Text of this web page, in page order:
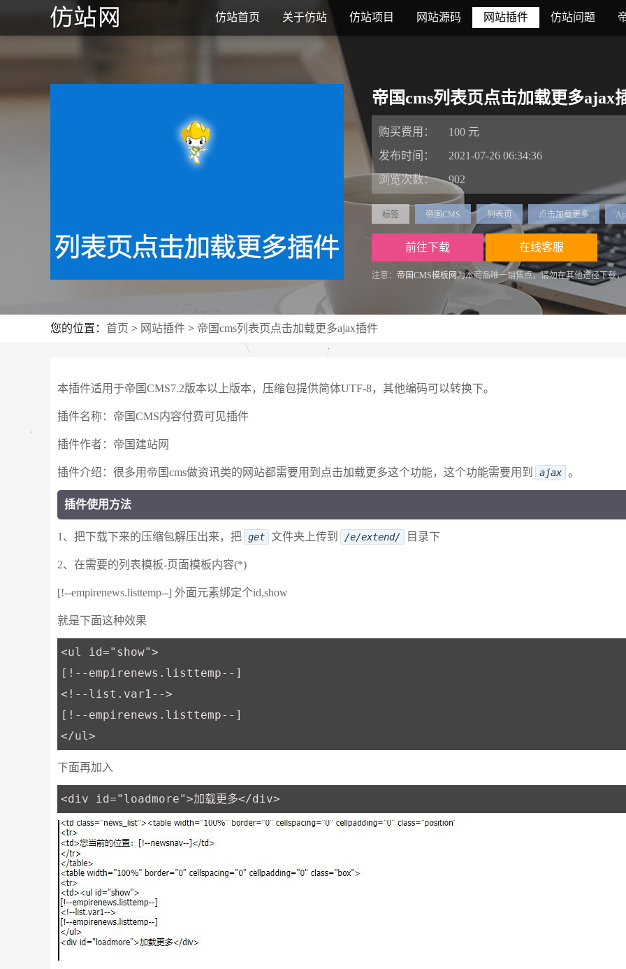
仿站首页 关于仿站 仿站项目 网站源码 网站插件 仿站问题
帝国cms列表页点击加载更多ajax
购买费用：
100 元
发布时间：
2021-07-26 06:34:36
浏览次数：
902
标签 帝国CMS 列表页 点击加载更多
前往下载 在线客服
注意： 帝国CMS模板网为本商品唯一销售点，请勿在其他途径下载
您的位置： 首页 > 网站插件 > 帝国cms列表页点击加载更多ajax插件
本插件适用于帝国CMS7.2版本以上版本，压缩包提供简体UTF-8，其他编码可以转换下。
插件名称：帝国CMS内容付费可见插件
插件作者：帝国建站网
插件介绍：很多用帝国cms做资讯类的网站都需要用到点击加载更多这个功能，这个功能需要用到 ajax 。
插件使用方法
1、把下载下来的压缩包解压出来，把 get 文件夹上传到 /e/extend/ 目录下
2、在需要的列表模板-页面模板内容(*)
[!--empirenews.listtemp--] 外面元素绑定个id,show
就是下面这种效果
<ul id="show">
[!--empirenews.listtemp--]
<!--list.var1-->
[!--empirenews.listtemp--]
</ul>
下面再加入
<div id="loadmore">加载更多</div>